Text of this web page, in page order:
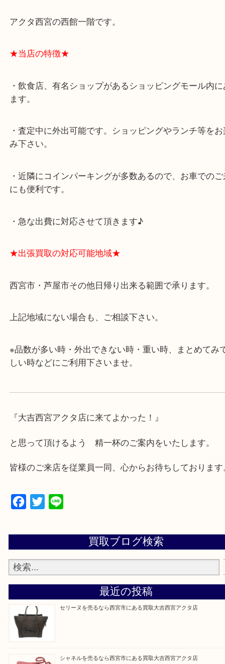
★最寄り駅★
西宮北口駅
アクタ西宮の西館一階です。
・飲食店、有名ショップがあるショッピングモー
ます。
・査定中に外出可能です。ショッピングやランチ
・近隣にコインパーキングが多数あるので、お車
にも便利です。
・急な出費に対応させて頂きます♪
★出張買取の対応可能地域★
西宮市・芦屋市その他日帰り出来る範囲で承ります
上記地域にない場合も、ご相談下さい。
しい時などにご利用下さいませ。
『大吉西宮アクタ店に来てよかった！』
と思って頂けるよう 精一杯のご案内をいたします
皆様のご来店を従業員一同、心からお待ちしており